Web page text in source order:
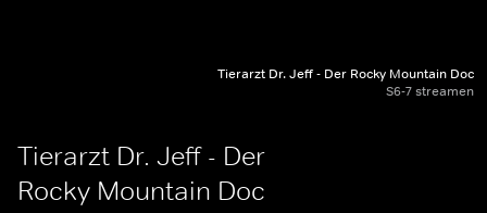
Tierarzt Dr. Jeff - Der Rocky Mountain Doc
S6-7 streamen
Tierarzt Dr. Jeff - Der
Rocky Mountain Doc